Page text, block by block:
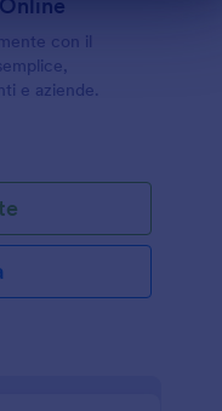
con il
e aziende.